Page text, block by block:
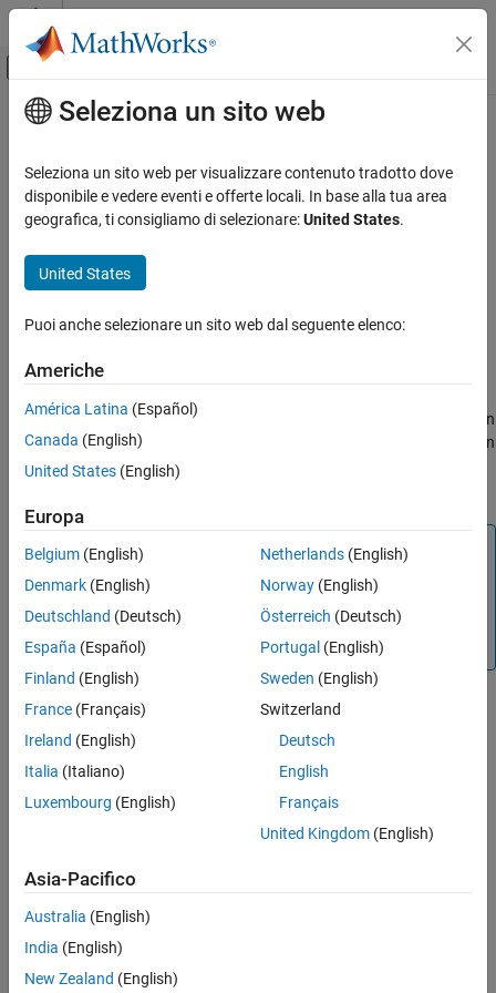
Vai al contenuto
Attiva/disattiva menu di navigazione
Pagina iniziale della documentazione
Audio Toolbox
Audio Plugin Creation and Hosting
setLatencyInSamples
Syntax
Version History
See Also
Contenuto principale
setLatencyInSamples
Class:audioPlugin
Syntax
setLatencyInSamples(myAudioPlugin,latency)
Description
setLatencyInSamples(
sets the latency, in
samples, thatmyAudioPlugin
reports to a digital audio workstation
(DAW) or other host application. Specify
Note
Latency is reported to a host application when the
method is called. As a best practice, call
setLatencyInSamples in theresetmethod of your
audioPlugin
Version History
Introduced in R2020b
See Also
Seleziona un sito web
Seleziona un sito web per visualizzare contenuto tradotto dove
disponibile e vedere eventi e offerte locali. In base alla tua area
geografica, ti consigliamo di selezionare:United States.
United States
Puoi anche selezionare un sito web dal seguente elenco:
Americhe
América Latina (Español)
Canada (English)
United States (English)
Europa
Belgium (English)
Denmark (English)
Deutschland (Deutsch)
España (Español)
Finland (English)
France (Français)
Ireland (English)
Italia (Italiano)
Luxembourg (English)
Netherlands(English)
Norway(English)
Österreich (Deutsch)
Portugal (English)
Sweden (English)
Switzerland
Deutsch
English
Français
United Kingdom(English)
Asia-Pacifico
Australia (English)
India (English)
New Zealand (English)